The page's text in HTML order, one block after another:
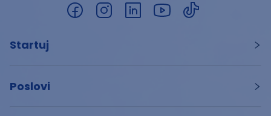
Startuj
Poslovi